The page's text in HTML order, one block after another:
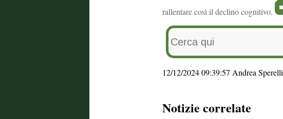
rallentare così il declino cognitivo.
12/12/2024 09:39:57 Andrea Sperelli
Notizie correlate